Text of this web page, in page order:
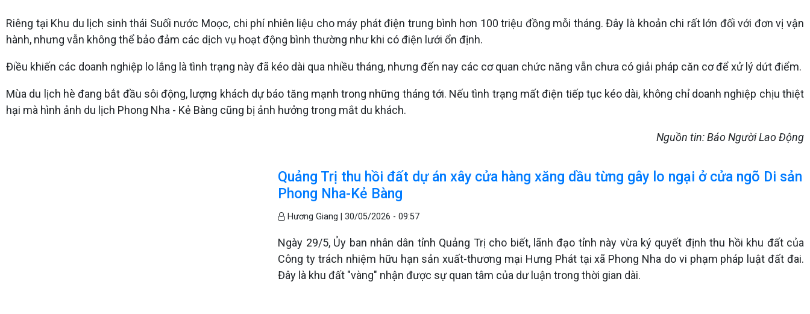
Riêng tại Khu du lịch sinh thái Suối nước Moọc, chi phí nhiên liệu cho máy phát điện trung bình hơn 100 triệu đồng mỗi tháng. Đây là khoản chi rất lớn đối với đơn vị vận
hành, nhưng vẫn không thể bảo đảm các dịch vụ hoạt động bình thường như khi có điện lưới ổn định.
Điều khiến các doanh nghiệp lo lắng là tình trạng này đã kéo dài qua nhiều tháng, nhưng đến nay các cơ quan chức năng vẫn chưa có giải pháp căn cơ để xử lý dứt điểm.
Mùa du lịch hè đang bắt đầu sôi động, lượng khách dự báo tăng mạnh trong những tháng tới. Nếu tình trạng mất điện tiếp tục kéo dài, không chỉ doanh nghiệp chịu thiệt
hại mà hình ảnh du lịch Phong Nha - Kẻ Bàng cũng bị ảnh hưởng trong mắt du khách.
Nguồn tin: Báo Người Lao Động
Quảng Trị thu hồi đất dự án xây cửa hàng xăng dầu từng gây lo ngại ở cửa ngõ Di sản
Phong Nha-Kẻ Bàng
Hương Giang |30/05/2026 - 09:57
Ngày 29/5, Ủy ban nhân dân tỉnh Quảng Trị cho biết, lãnh đạo tỉnh này vừa ký quyết định thu hồi khu đất của
Công ty trách nhiệm hữu hạn sản xuất-thương mại Hưng Phát tại xã Phong Nha do vi phạm pháp luật đất đai.
Đây là khu đất "vàng" nhận được sự quan tâm của dư luận trong thời gian dài.